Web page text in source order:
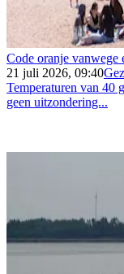
Code oranje vanwege
21 juli 2026, 09:40
Temperaturen van 40
geen uitzondering...